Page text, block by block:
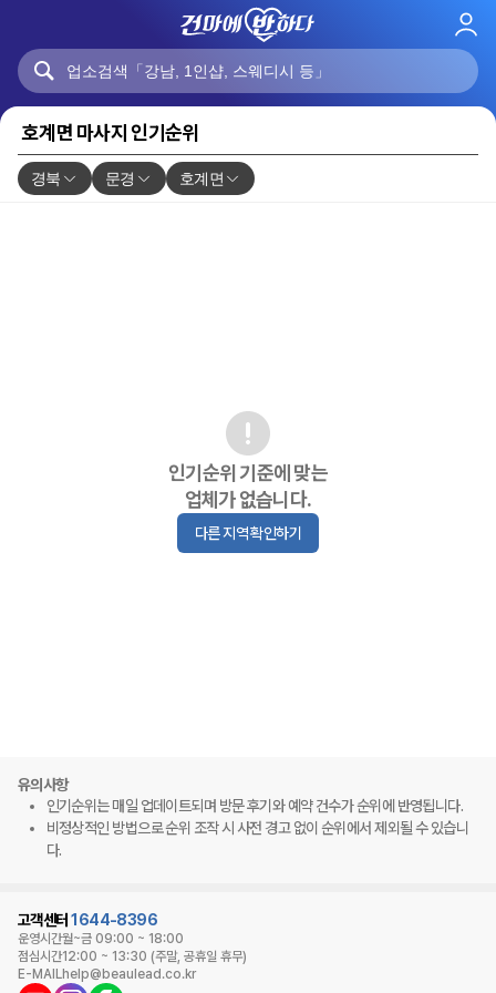
로
호계면 마사지 인기순위
경북 문경 호계면
인기순위 기준에 맞는
업체가 없습니다.
다른 지역 확인하기
유의사항
인기순위는 매일 업데이트되며 방문 후기와 예약 건수가 순위에 반영됩니다.
비정상적인 방법으로 순위 조작 시 사전 경고 없이 순위에서 제외될 수 있습니
다.
고객센터 1644-8396
운영시간월~금 09:00 ~ 18:00
점심시간12:00 ~ 13:30 (주말, 공휴일 휴무)
E-MAILhelp@beaulead.co.kr